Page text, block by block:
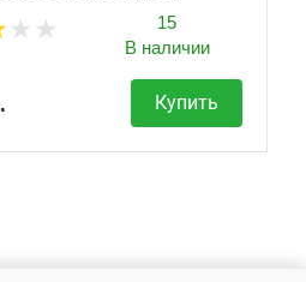
15
В наличии
Купить